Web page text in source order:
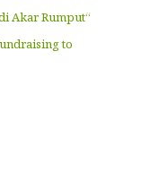
Akar Rumput“
to